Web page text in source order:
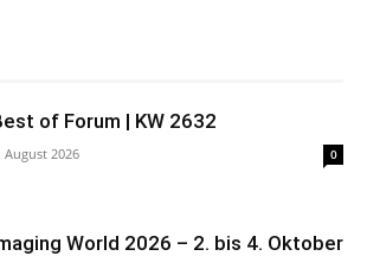
of Forum | KW 2632
August 2026 0
World 2026 – 2. bis 4. Oktober